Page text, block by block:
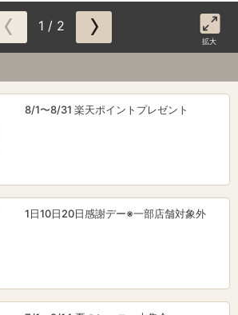
1 / 2
拡大
8/1〜8/31 楽天ポイントプレゼント
1日10日20日感謝デー※一部店舗対象外